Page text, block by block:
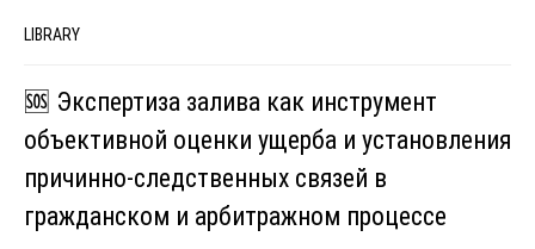
LIBRARY
🆘 Экспертиза залива как инструмент
объективной оценки ущерба и установления
причинно-следственных связей в
гражданском и арбитражном процессе